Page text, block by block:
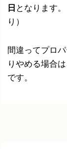
日 となります
り）
間違ってプロ
りやめる場合
です。